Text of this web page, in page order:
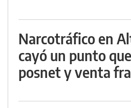
Narcotráfico en
cayó un punto
posnet y venta